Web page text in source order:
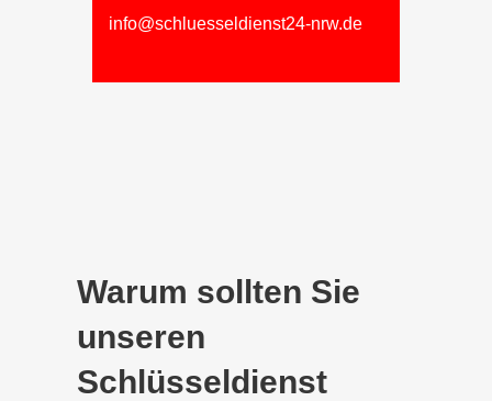
info@schluesseldienst24-nrw.de
Warum sollten Sie
unseren
Schlüsseldienst